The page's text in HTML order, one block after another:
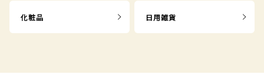
化粧品 日用雑貨